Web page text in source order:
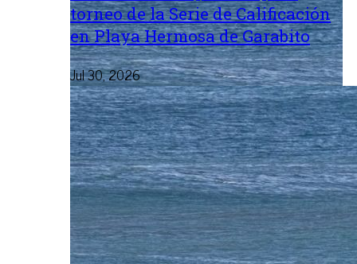
torneo de la Serie de Calificación
en Playa Hermosa de Garabito
Jul 30, 2026